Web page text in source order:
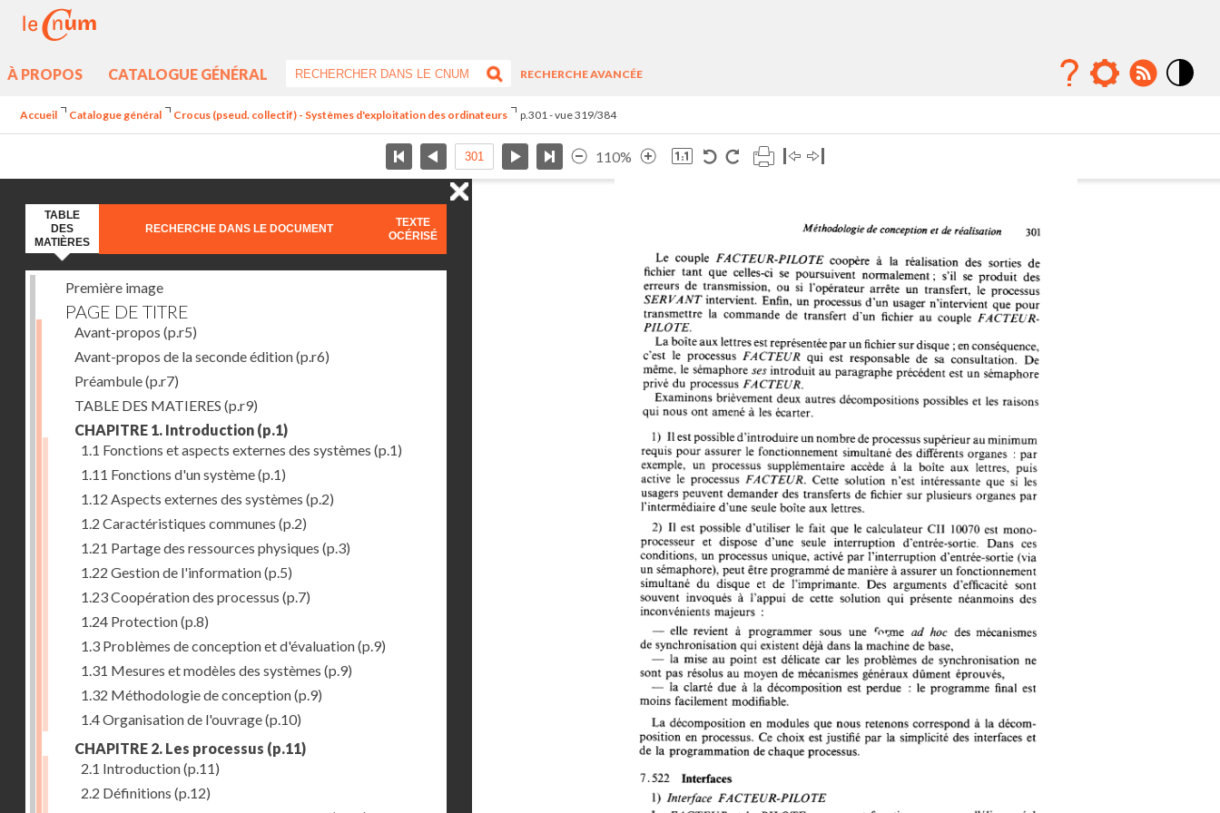
À PROPOS CATALOGUE GÉNÉRAL
RECHERCHE AVANCÉE
Accueil Catalogue général Crocus (pseud. collectif) - Systèmes d'exploitation des ordinateurs p.301 - vue 319/384
110%
TABLE
DES
MATIÈRES
RECHERCHE DANS LE DOCUMENT
TEXTE
OCÉRISÉ
Première image
PAGE DE TITRE
Avant-propos (p.r5)
Avant-propos de la seconde édition(p.r6)
Préambule(p.r7)
TABLE DES MATIERES (p.r9)
CHAPITRE 1. Introduction (p.1)
1.1 Fonctions et aspects externes des systèmes (p.1)
1.11 Fonctions d'un système(p.1)
1.12 Aspects externes des systèmes (p.2)
1.2 Caractéristiques communes (p.2)
1.21 Partage des ressources physiques (p.3)
1.22 Gestion de l'information(p.5)
1.23 Coopération des processus (p.7)
1.24 Protection(p.8)
1.3 Problèmes de conception et d'évaluation(p.9)
1.31 Mesures et modèles des systèmes (p.9)
1.32 Méthodologie de conception(p.9)
1.4 Organisation de l'ouvrage(p.10)
CHAPITRE 2. Les processus (p.11)
2.1 Introduction(p.11)
2.2 Définitions (p.12)